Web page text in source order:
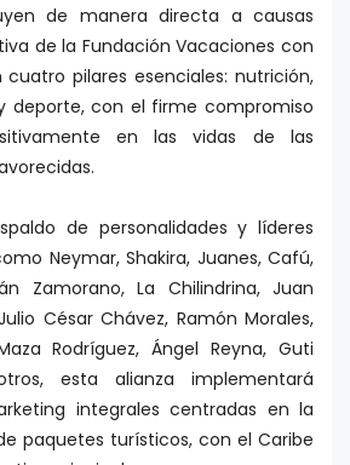
de manera directa a causas
de la Fundación Vacaciones con
pilares esenciales: nutrición,
deporte, con el firme compromiso
en las vidas de las
de personalidades y líderes
Neymar, Shakira, Juanes, Cafú,
Zamorano, La Chilindrina, Juan
César Chávez, Ramón Morales,
Rodríguez, Ángel Reyna, Guti
esta alianza implementará
integrales centradas en la
paquetes turísticos, con el Caribe